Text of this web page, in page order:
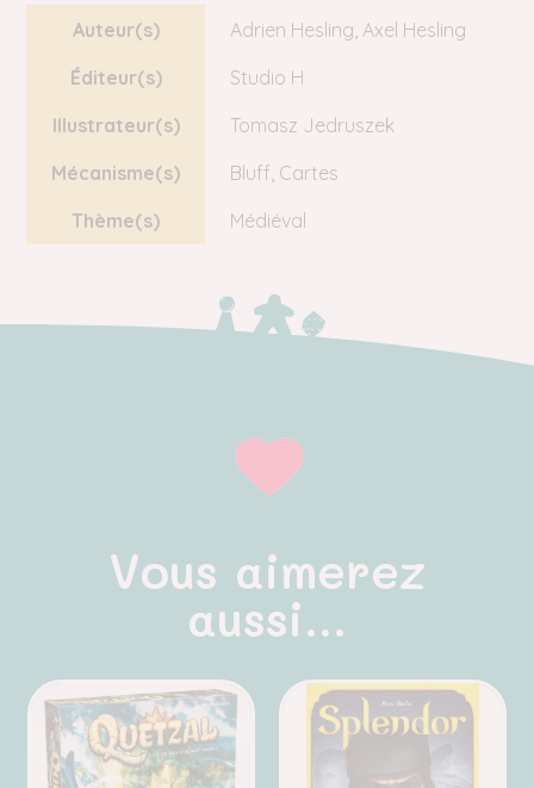
Auteur(s) Adrien Hesling, Axel Hesling
Éditeur(s)
Studio H
Illustrateur(s)
Tomasz Jedruszek
Mécanisme(s)
Bluff, Cartes
Thème(s)
Médiéval
Vous aimerez
aussi...